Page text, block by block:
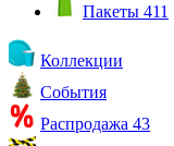
Пакеты 411
Коллекции
События
Распродажа 43